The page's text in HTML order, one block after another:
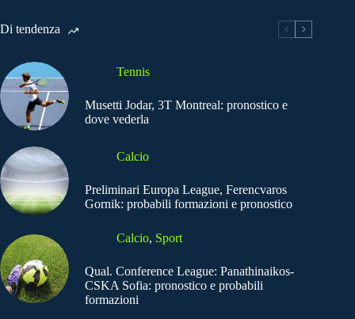
Di tendenza
Tennis
Musetti Jodar, 3T Montreal: pronostico e
dove vederla
Calcio
Preliminari Europa League, Ferencvaros
Gornik: probabili formazioni e pronostico
Calcio, Sport
Qual. Conference League: Panathinaikos-
CSKA Sofia: pronostico e probabili
formazioni